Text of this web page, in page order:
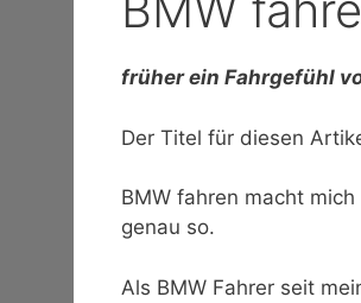
früher ein Fahrgefühl
Der Titel für diesen
BMW fahren macht
genau so.
Als BMW Fahrer seit